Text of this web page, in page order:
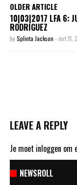
OLDER ARTICLE
10|03|2017 LFA 6:
RODRIGUEZ
bySplinta Jackson - mrt 11,
LEAVE A REPLY
Je moet inloggen om
NEWSROLL